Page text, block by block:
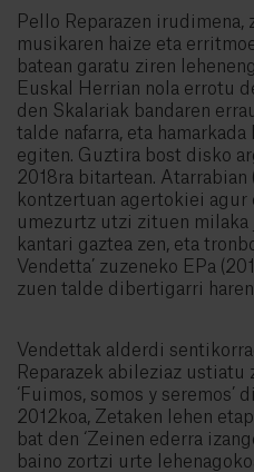
Pello Reparazen irudimena,
musikaren haize eta
batean garatu ziren
Euskal Herrian nola errotu
den Skalariak bandaren
talde nafarra, eta
egiten. Guztira bost disko
2018ra bitartean. Atarrabian
kontzertuan agertokiei agur
umezurtz utzi zituen milaka
kantari gaztea zen, eta
Vendetta’ zuzeneko EPa
zuen talde dibertigarri haren
Vendettak alderdi
Reparazek abileziaz ustiatu
‘Fuimos, somos y seremos’
2012koa, Zetaken lehen
bat den ‘Zeinen ederra
baino zortzi urte